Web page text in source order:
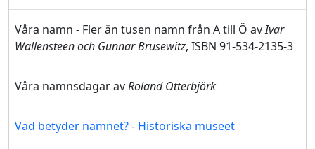
Våra namn - Fler än tusen namn från A till Ö avIvar
Wallensteen och Gunnar Brusewitz, ISBN 91-534-2135-3
Våra namnsdagar avRoland Otterbjörk
Vad betyder namnet?- Historiska museet